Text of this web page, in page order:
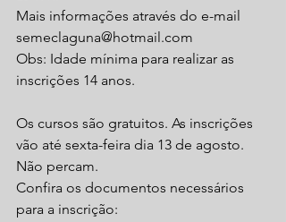
Mais informações através do e-mail
semeclaguna@hotmail.com
Obs: Idade mínima para realizar as
inscrições 14 anos.
Os cursos são gratuitos. As inscrições
vão até sexta-feira dia 13 de agosto.
Não percam.
Confira os documentos necessários
para a inscrição: